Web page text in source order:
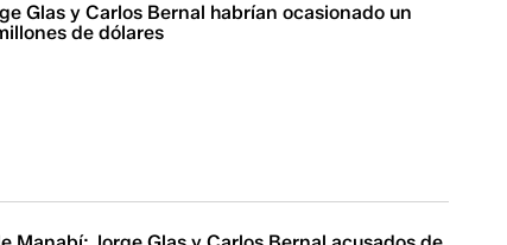
Glas y Carlos Bernal habrían ocasionado un
de dólares